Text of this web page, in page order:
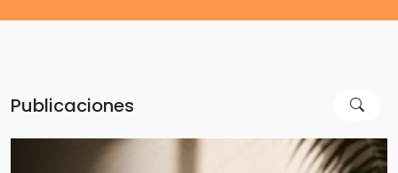
Publicaciones